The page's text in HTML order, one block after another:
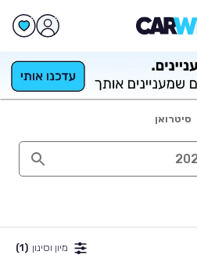
סיטרואן
מיון וסינון (1)